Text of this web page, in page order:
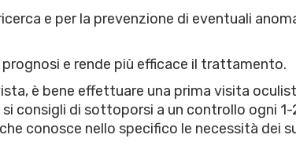
e per la prevenzione di eventuali
e rende più efficace il trattamento.
è bene effettuare una prima visita
consigli di sottoporsi a un controllo ogni 1-
conosce nello specifico le necessità dei